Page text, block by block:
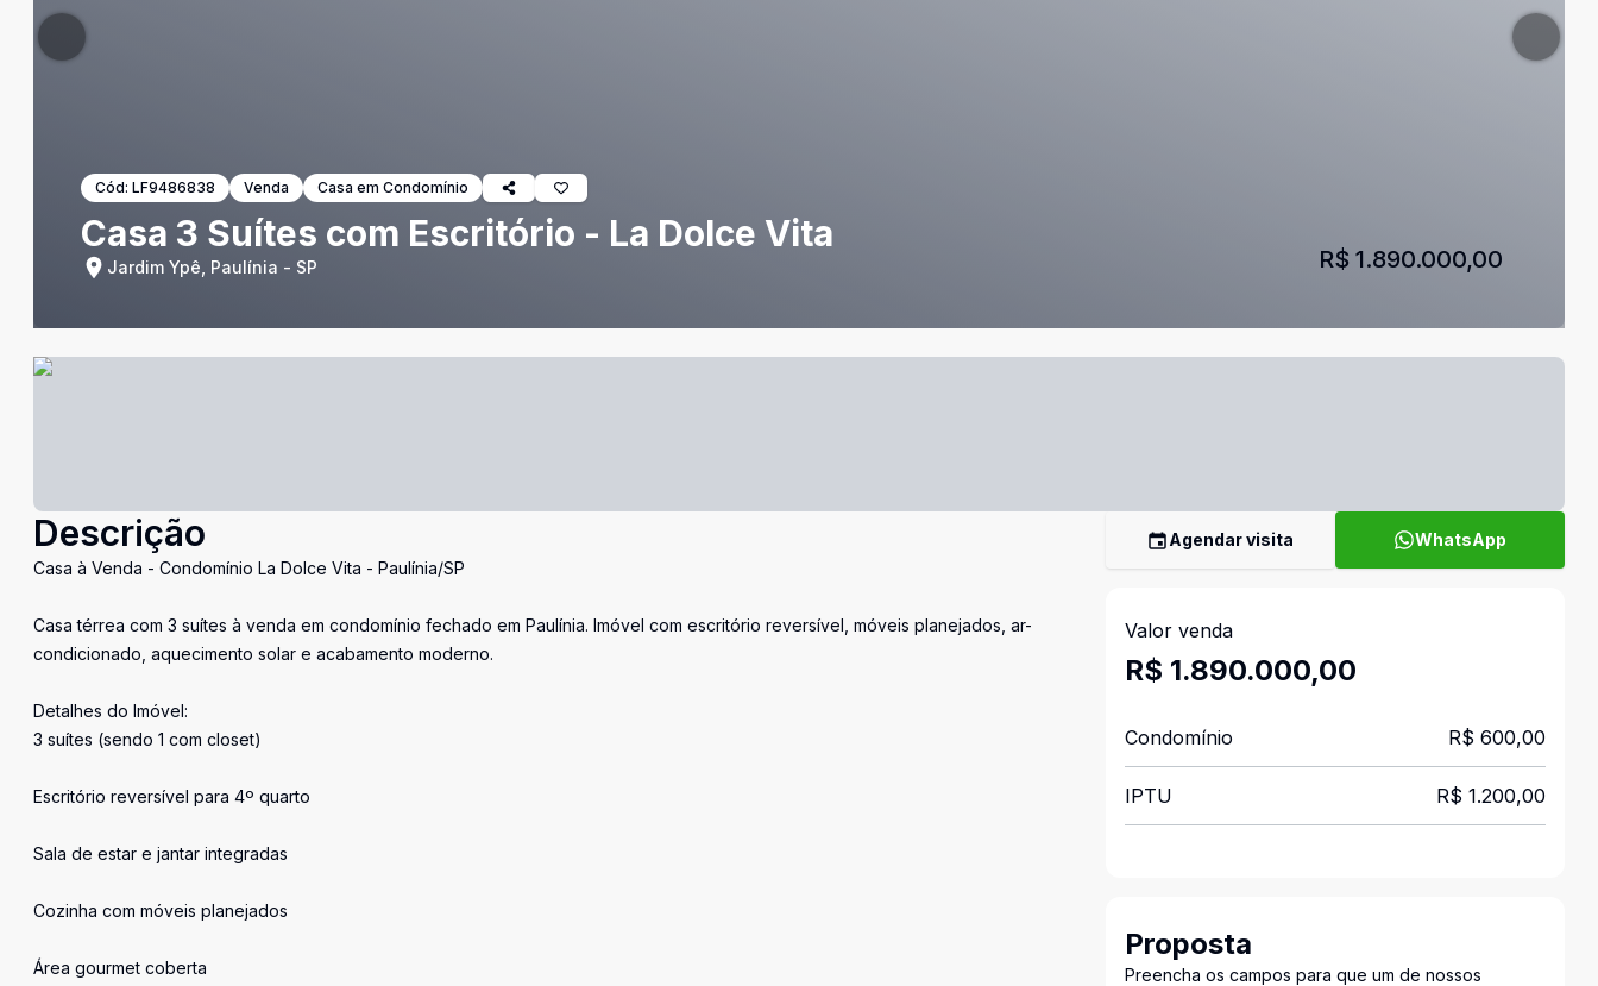
Cód: LF9486838 Venda Casa em Condomínio
Casa 3 Suítes com Escritório - La Dolce Vita
Jardim Ypê, Paulínia - SP R$ 1.890.000,00
Descrição
Casa à Venda - Condomínio La Dolce Vita - Paulínia/SP
Casa térrea com 3 suítes à venda em condomínio fechado em Paulínia. Imóvel com escritório reversível, móveis planejados, ar-
condicionado, aquecimento solar e acabamento moderno.
Detalhes do Imóvel:
3 suítes (sendo 1 com closet)
Escritório reversível para 4º quarto
Sala de estar e jantar integradas
Cozinha com móveis planejados
Área gourmet coberta
Agendar visita WhatsApp
Valor venda
R$ 1.890.000,00
Condomínio R$ 600,00
IPTU R$ 1.200,00
Proposta
Preencha os campos para que um de nossos